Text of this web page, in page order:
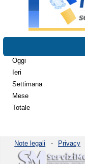
Oggi
Ieri
Settimana
Mese
Totale
Note legali - Privacy